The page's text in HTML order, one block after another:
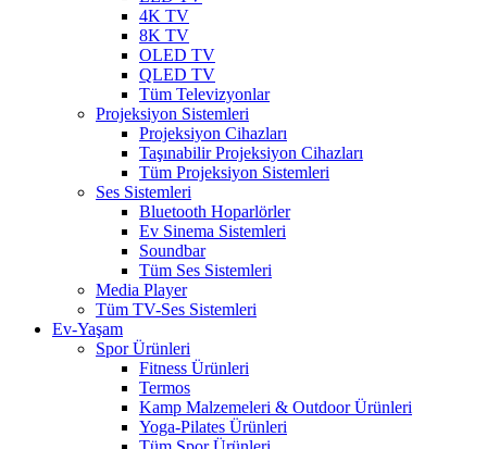
4K TV
8K TV
OLED TV
QLED TV
Tüm Televizyonlar
Projeksiyon Sistemleri
Projeksiyon Cihazları
Taşınabilir Projeksiyon Cihazları
Tüm Projeksiyon Sistemleri
Ses Sistemleri
Bluetooth Hoparlörler
Ev Sinema Sistemleri
Soundbar
Tüm Ses Sistemleri
Media Player
Tüm TV-Ses Sistemleri
Ev-Yaşam
Spor Ürünleri
Fitness Ürünleri
Termos
Kamp Malzemeleri & Outdoor Ürünleri
Yoga-Pilates Ürünleri